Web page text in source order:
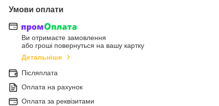
Умови оплати
Ви отримаєте замовлення
або гроші повернуться на вашу картку
Детальніше
Післяплата
Оплата на рахунок
Оплата за реквізитами